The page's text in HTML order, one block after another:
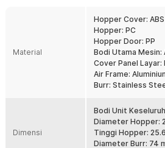
rumahan intensif, coffee shop kecil,
Bubuk Kopi Halus dan Presisi
Flat burr stainless steel berdiameter 74
penggiling kopi elektrik dapat
halus. Jenis burr ini bantu hasilkan bubuk
mengurangi risiko over-extraction atau
untuk menjaga rasa espresso tetap
Knob stepless adjustment pengaturan
sesuaikan tingkat kehalusan sesuai
fine untuk espresso, medium untuk pour
Material
Hopper Cover: ABS
Hopper: PC
Hopper Door: PP
Bodi Utama Mesin:
Cover Panel Layar:
Air Frame:
Burr: Stainless
Dimensi
Bodi Unit
Diameter Hopper:
Tinggi Hopper:
Diameter Burr: 74